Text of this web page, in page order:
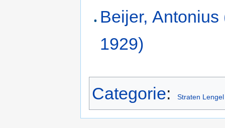
Beijer, Antonius
1929)
Categorie: Straten Lengel